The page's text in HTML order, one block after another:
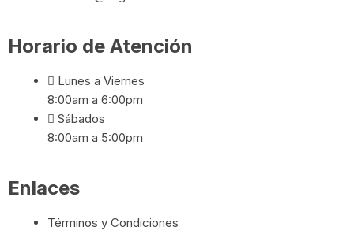
Horario de Atención
Lunes a Viernes
8:00am a 6:00pm
Sábados
8:00am a 5:00pm
Enlaces
Términos y Condiciones